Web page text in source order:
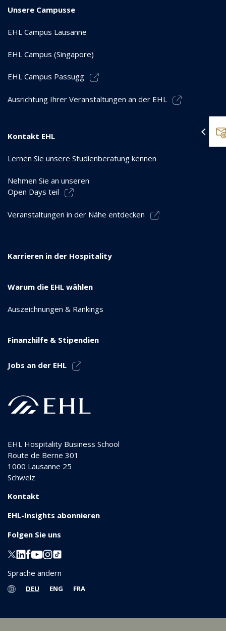
Unsere Campusse
EHL Campus Lausanne
EHL Campus (Singapore)
EHL Campus Passugg
Ausrichtung Ihrer Veranstaltungen an der EHL
Kontakt EHL
Lernen Sie unsere Studienberatung kennen
Nehmen Sie an unseren
Open Days teil
Veranstaltungen in der Nähe entdecken
Karrieren in der Hospitality
Warum die EHL wählen
Auszeichnungen & Rankings
Finanzhilfe & Stipendien
Jobs an der EHL
EHL Hospitality Business School
Route de Berne 301
1000 Lausanne 25
Schweiz
Kontakt
EHL-Insights abonnieren
Folgen Sie uns
Sprache ändern
DEU ENG FRA